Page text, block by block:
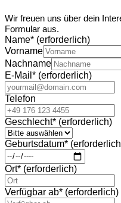
Wir freuen uns über dein
Formular aus.
Name* (erforderlich)
Vorname
Nachname
E-Mail * (erforderlich)
Telefon
Geschlecht* (erforderlich)
Geburtsdatum*
Ort* (erforderlich)
Verfügbar ab* (erforderlich)